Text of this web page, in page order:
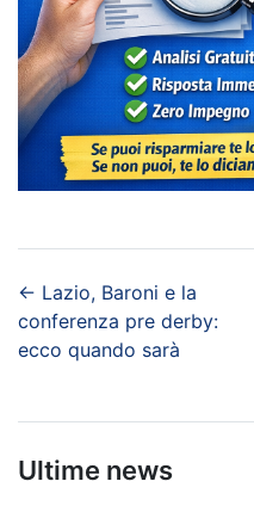
← Lazio, Baroni e la
conferenza pre derby:
ecco quando sarà
Ultime news